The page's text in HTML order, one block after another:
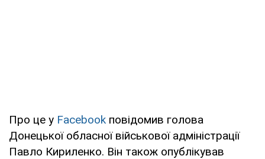
Про це у Facebook повідомив голова
Донецької обласної військової адміністрації
Павло Кириленко. Він також опублікував